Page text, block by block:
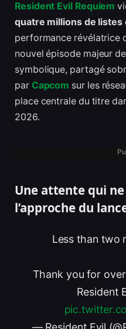
Resident Evil Requiem
quatre millions de listes
performance révélatrice
nouvel épisode majeur
symbolique, partagé
par Capcom sur les
place centrale du titre
2026.
Une attente qui
l’approche du
Less than two
Thank you for
Resident